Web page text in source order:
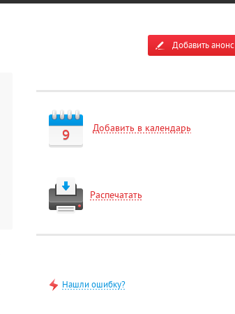
Добавить анонс
9 Добавить в календарь
Распечатать
Нашли ошибку?